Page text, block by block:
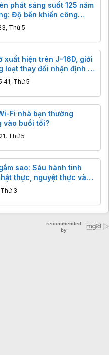
phát sáng suốt 125 năm
Độ bền khiến công
phải ngả nón
Thứ 5
xuất hiện trên J-16D, giới
loạt thay đổi nhận định về
mới của Trung
Thứ 5
Fi nhà bạn thường
vào buổi tối?
Thứ 5
sao: Sáu hành tinh
thực, nguyệt thực và
lồ đáng sợ
3